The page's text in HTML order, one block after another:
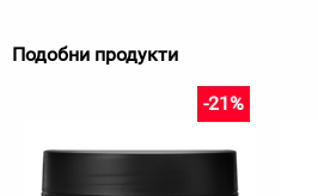
Подобни продукти
-21%